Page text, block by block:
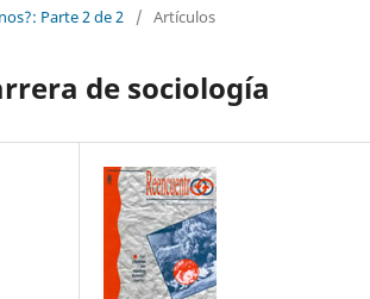
Parte 2 de 2 / Artículos
de sociología